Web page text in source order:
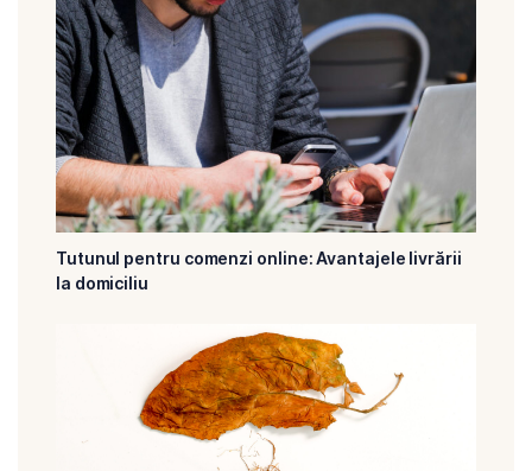
Tutunul pentru comenzi online: Avantajele livrării
la domiciliu